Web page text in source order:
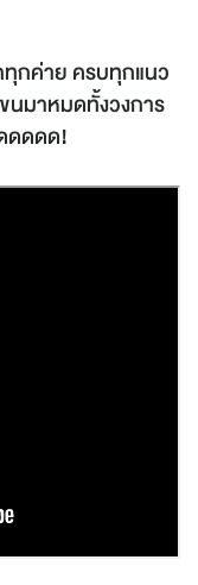
ทุกค่าย ครบทุกแนว
นมาหมดทั้งวงการ
ดดดด!